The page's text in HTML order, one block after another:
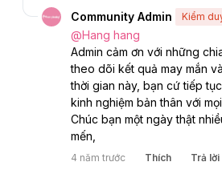
Community Admin Kiểm
@Hang hang
Admin cảm ơn với những
theo dõi kết quả may mắn
thời gian này, bạn cứ tiếp
kinh nghiệm bản thân với
Chúc bạn một ngày thật
mến,
4 năm trước Thích Trả lời